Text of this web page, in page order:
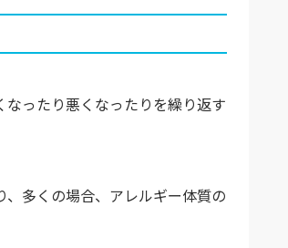
ったり悪くなったりを繰り返す
多くの場合、アレルギー体質の